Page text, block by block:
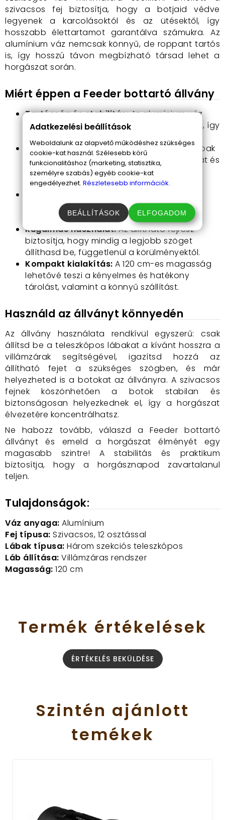
szivacsos fej biztosítja, hogy a botjaid védve
legyenek a karcolásoktól és az ütésektől, így
hosszabb élettartamot garantálva számukra. Az
alumínium váz nemcsak könnyű, de roppant tartós
is, így hosszú távon megbízható társad lehet a
horgászat során.
Miért éppen a Feeder bottartó állvány
Tartósság és stabilitás:Az alumínium váz
nemcsak időjárásálló, de rendkívül tartós is, így
Könnyű hordozhatóság:A teleszkópos lábak
lehetővé teszik az állvány könnyű szállítását és
beállítását a legkülönbözőbb
horgászhelyszíneken.
botok érzékeny részeit a sérülésektől,
hozzájárulva az eszköz tartósságához.
Rugalmas használat:Az állítható fejrész
biztosítja, hogy mindig a legjobb szöget
állíthasd be, függetlenül a körülményektől.
Kompakt kialakítás: A 120 cm-es magasság
lehetővé teszi a kényelmes és hatékony
tárolást, valamint a könnyű szállítást.
Használd az állványt könnyedén
Az állvány használata rendkívül egyszerű: csak
állítsd be a teleszkópos lábakat a kívánt hosszra a
villámzárak segítségével, igazítsd hozzá az
állítható fejet a szükséges szögben, és már
helyezheted is a botokat az állványra. A szivacsos
fejnek köszönhetően a botok stabilan és
biztonságosan helyezkednek el, így a horgászat
élvezetére koncentrálhatsz.
Ne habozz tovább, válaszd a Feeder bottartó
állványt és emeld a horgászat élményét egy
magasabb szintre! A stabilitás és praktikum
biztosítja, hogy a horgásznapod zavartalanul
teljen.
Tulajdonságok:
Váz anyaga: Alumínium
Fej típusa: Szivacsos, 12 osztással
Lábak típusa: Három szekciós teleszkópos
Láb állítása: Villámzáras rendszer
Magasság: 120 cm
Termék értékelések
ÉRTÉKELÉS BEKÜLDÉSE
Szintén ajánlott
temékek
Adatkezelési beállítások
Weboldalunk az alapvető működéshez szükséges
cookie-kat használ. Szélesebb körű
funkcionalitáshoz (marketing, statisztika,
személyre szabás) egyéb cookie-kat
engedélyezhet. Részletesebb információk.
BEÁLLÍTÁSOK ELFOGADOM